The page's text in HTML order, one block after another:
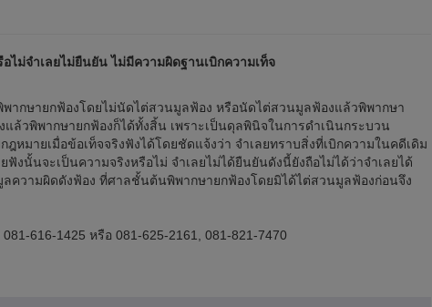
ไม่จำเลยไม่ยืนยัน ไม่มีความผิดฐานเบิกความเท็จ
ายกฟ้องโดยไม่นัดไต่สวนมูลฟ้อง หรือนัดไต่สวนมูลฟ้องแล้วพิพากษา
ล้วพิพากษายกฟ้องก็ได้ทั้งสิ้น เพราะเป็นดุลพินิจในการดำเนินกระบวน
หมายเมื่อข้อเท็จจริงฟังได้โดยชัดแจ้งว่า จำเลยทราบสิ่งที่เบิกความในคดีเดิม
ฟังนั้นจะเป็นความจริงหรือไม่ จำเลยไม่ได้ยืนยันดังนี้ยังถือไม่ได้ว่าจำเลยได้
ลความผิดดังฟ้อง ที่ศาลชั้นต้นพิพากษายกฟ้องโดยมิได้ไต่สวนมูลฟ้องก่อนจึง
616-1425 หรือ 081-625-2161, 081-821-7470